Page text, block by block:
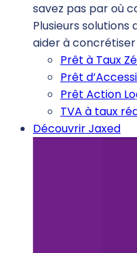
savez pas par où
Plusieurs
aider à
Prêt à Taux
Prêt
Prêt Action
TVA à taux
Découvrir Jaxed